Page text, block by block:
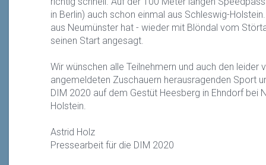
in Berlin) auch schon einmal aus Schleswig-
aus Neumünster hat - wieder mit Blöndal vom
seinen Start angesagt.
Wir wünschen alle Teilnehmern und auch den leider
angemeldeten Zuschauern herausragenden Sport
DIM 2020 auf dem Gestüt Heesberg in Ehndorf bei
Holstein.
Astrid Holz
Pressearbeit für die DIM 2020